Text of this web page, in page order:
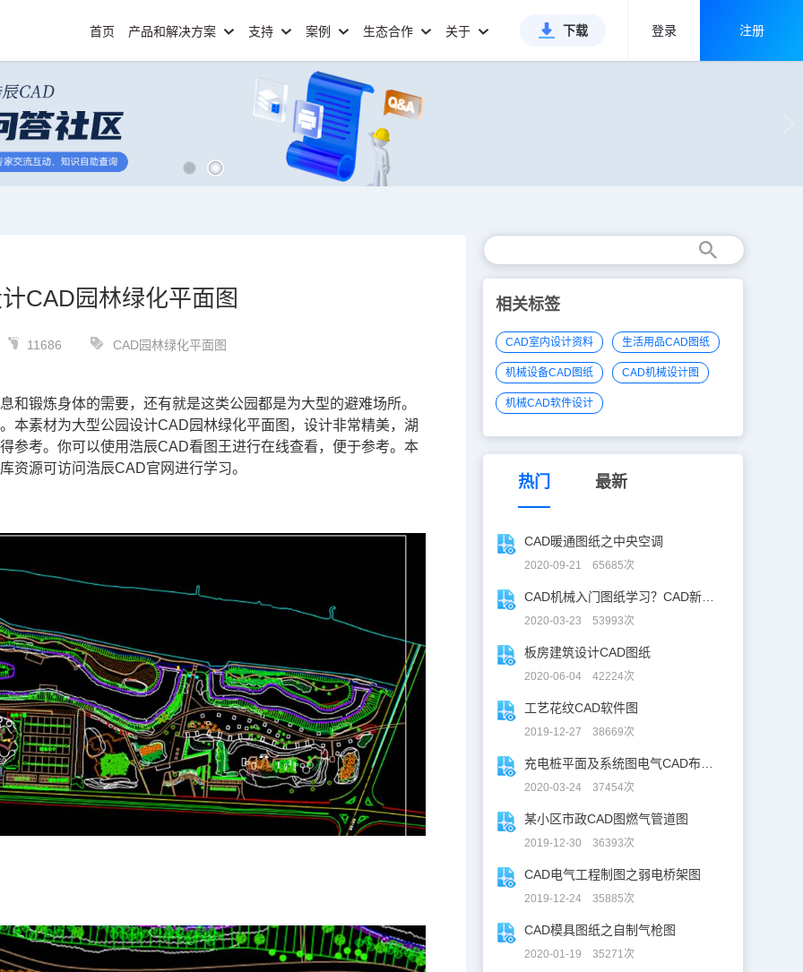
首页 产品和解决方案 支持 案例 生态合作 关于 下载 登录 注册
CAD园林绿化平面图
11686 CAD园林绿化平面图
和锻炼身体的需要，还有就是这类公园都是为大型的避难场所。
本素材为大型公园设计CAD 园林绿化平面图，设计非常精美，湖
参考。你可以使用浩辰CAD看图王进行在线查看，便于参考。本
资源可访问浩辰CAD官网进行学习。
相关标签
CAD室内设计资料 生活用品CAD图纸
机械设备CAD图纸 CAD机械设计图
机械CAD软件设计
热门 最新
CAD暖通图纸之中央空调
2020-09-21 65685次
2020-03-23 53993次
板房建筑设计CAD图纸
2020-06-04 42224次
工艺花纹CAD软件图
2019-12-27 38669次
2020-03-24 37454次
某小区市政CAD图燃气管道图
2019-12-30 36393次
CAD电气工程制图之弱电桥架图
2019-12-24 35885次
CAD模具图纸之自制气枪图
2020-01-19 35271次